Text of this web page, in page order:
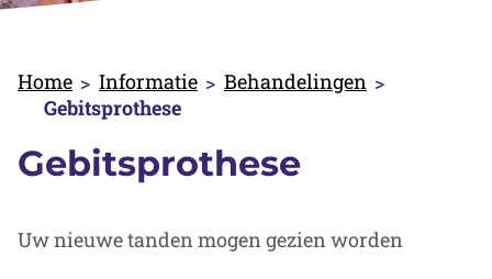
Home Informatie
Behandelingen
Gebitsprothese
Gebitsprothese
Uw nieuwe tanden mogen gezien worden